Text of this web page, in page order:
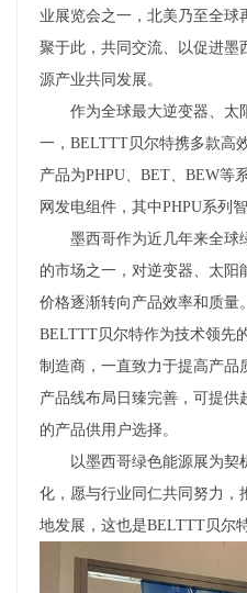
业展览会之一，北美乃至全球
聚于此，共同交流、以促进墨
源产业共同发展。
作为全球最大逆变器、太
一，BELTTT贝尔特携多款高
产品为PHPU、BET、BEW等
网发电组件，其中PHPU系列
墨西哥作为近几年来全球
的市场之一，对逆变器、太阳
价格逐渐转向产品效率和质量。
BELTTT贝尔特作为技术领先
制造商，一直致力于提高产品
产品线布局日臻完善，可提供
的产品供用户选择。
以墨西哥绿色能源展为契
化，愿与行业同仁共同努力，
地发展，这也是BELTTT贝尔